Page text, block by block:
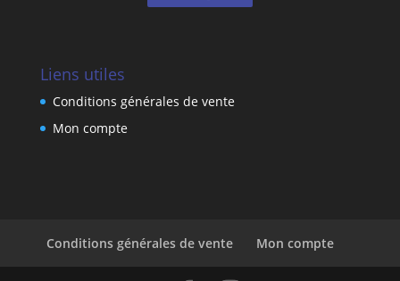
Liens utiles
Conditions générales de vente
Mon compte
Conditions générales de vente Mon compte